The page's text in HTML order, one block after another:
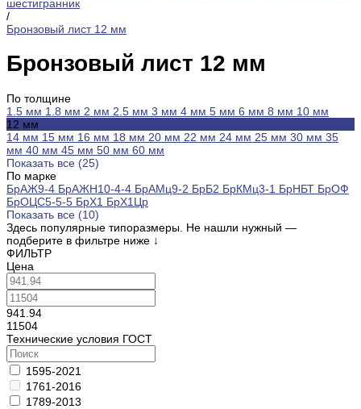
шестигранник
/
Бронзовый лист 12 мм
Бронзовый лист 12 мм
По толщине
1.5 мм 1.8 мм 2 мм 2.5 мм 3 мм 4 мм 5 мм 6 мм 8 мм 10 мм
12 мм
14 мм 15 мм 16 мм 18 мм 20 мм 22 мм 24 мм 25 мм 30 мм 35
мм 40 мм 45 мм 50 мм 60 мм
Показать все (25)
По марке
БрАЖ9-4 БрАЖН10-4-4 БрАМц9-2 БрБ2 БрКМц3-1 БрНБТ БрОФ
БрОЦС5-5-5 БрХ1 БрХ1Цр
Показать все (10)
Здесь популярные типоразмеры. Не нашли нужный —
подберите в фильтре ниже ↓
ФИЛЬТР
Цена
941.94
11504
Технические условия ГОСТ
1595-2021
1761-2016
1789-2013